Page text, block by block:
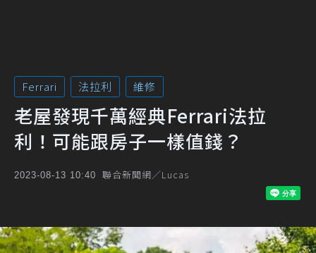
Ferrari 法拉利 維修
老屋發現千萬經典Ferrari法拉
利！可能跟房子一樣值錢？
2023-08-13 10:40 聯合新聞網／Lucas